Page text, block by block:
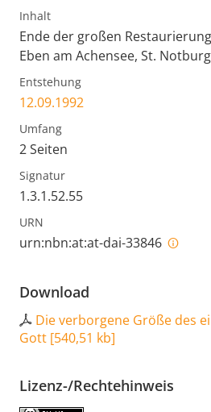
Inhalt
Ende der großen
Eben am Achensee, St.
Entstehung
12.09.1992
Umfang
2 Seiten
Signatur
1.3.1.52.55
URN
urn:nbn:at:at-dai-33846
Download
Die verborgene Größe des
Gott [540,51 kb]
Lizenz-/Rechtehinweis